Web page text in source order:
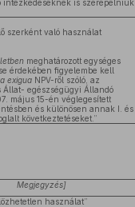
intézkedéseknek is szerepelniük
szerként való használat
meghatározott egységes
érdekében figyelembe kell
exigua NPV-ről szóló, az
Állat- egészségügyi Állandó
május 15-én véglegesített
és különösen annak I. és
következtetéseket.”
Megjegyzés]
használat”